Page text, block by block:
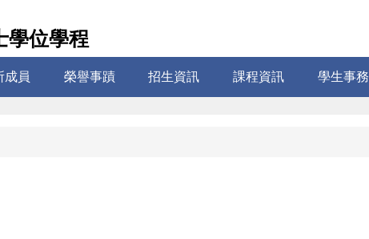
學位學程
成員 榮譽事蹟 招生資訊 課程資訊 學生事務